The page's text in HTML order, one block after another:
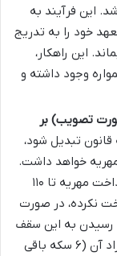
این فرآیند به
خود را به تدریج
این راهکار،
وجود داشته و
۱۴ سکه (در صورت تصویب) بر
سکه به قانون تبدیل شود،
مهریه خواهد داشت.
به عنوان مثال، مردی که به دلیل عدم پرداخت مهریه تا ۱۱۰
۲۰ سکه را پرداخت نکرده، در صورت
با پرداخت ۱۴ سکه (یا رسیدن به این سقف
از طریق پرداخت های قبلی)، دیگر برای مازاد آن (۶ سکه باقی